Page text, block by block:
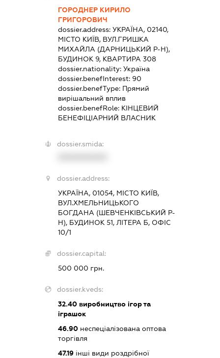
ГОРОДНЕР КИРИЛО
ГРИГОРОВИЧ
dossier.address: УКРАЇНА, 02140,
МІСТО КИЇВ, ВУЛ.ГРИШКА
МИХАЙЛА (ДАРНИЦЬКИЙ Р-Н),
БУДИНОК 9, КВАРТИРА 308
dossier.nationality: Україна
dossier.benefInterest: 90
dossier.benefType: Прямий
вирішальний вплив
dossier.benefRole: КІНЦЕВИЙ
БЕНЕФІЦІАРНИЙ ВЛАСНИК
dossier.smida:
dossier.address:
УКРАЇНА, 01054, МІСТО КИЇВ,
ВУЛ.ХМЕЛЬНИЦЬКОГО
БОГДАНА (ШЕВЧЕНКІВСЬКИЙ Р-
Н), БУДИНОК 51, ЛІТЕРА Б, ОФІС
10/1
dossier.capital:
500 000 грн.
dossier.kveds:
32.40виробництво ігор та
іграшок
46.90неспеціалізована оптова
торгівля
47.19інші види роздрібної